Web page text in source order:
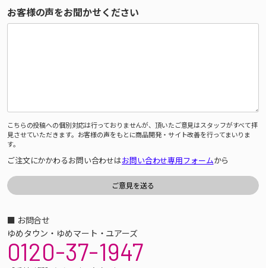
お客様の声をお聞かせください
こちらの投稿への個別対応は行っておりませんが、頂いたご意見はスタッフがすべて拝
見させていただきます。お客様の声をもとに商品開発・サイト改善を行ってまいりま
す。
ご注文にかかわるお問い合わせはお問い合わせ専用フォームから
■ お問合せ
ゆめタウン・ゆめマート・ユアーズ
0120-37-1947